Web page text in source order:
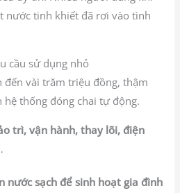
nước tinh khiết đã rơi vào tình
cầu sử dụng nhỏ
đến vài trăm triệu đồng, thậm
hệ thống đóng chai tự động.
trì, vận hành, thay lõi, điện
nước sạch để sinh hoạt gia đình